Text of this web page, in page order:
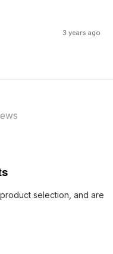
3 years ago
selection, and are